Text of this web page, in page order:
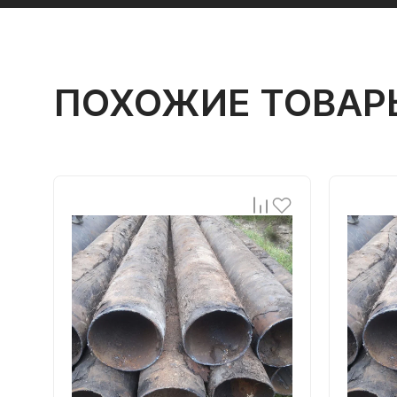
ПОХОЖИЕ